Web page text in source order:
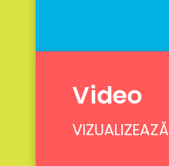
Video
VIZUALIZEAZĂ